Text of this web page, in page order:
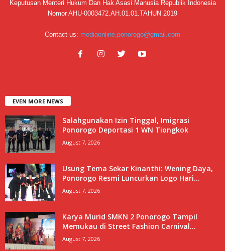
Keputusan Menteri Hukum Dan Hak Asasi Manusia Republik Indonesia
Nomor AHU-0003472.AH.01.01.TAHUN 2019
Contact us: mediaonline.ponorogo@gmail.com
EVEN MORE NEWS
Salahgunakan Izin Tinggal, Imigrasi
Ponorogo Deportasi 1 WN Tiongkok
August 7, 2026
Usung Tema Sekar Kinanthi: Wening Daya,
Ponorogo Resmi Luncurkan Logo Hari...
August 7, 2026
Karya Murid SMKN 2 Ponorogo Tampil
Memukau di Street Fashion Carnival...
August 7, 2026